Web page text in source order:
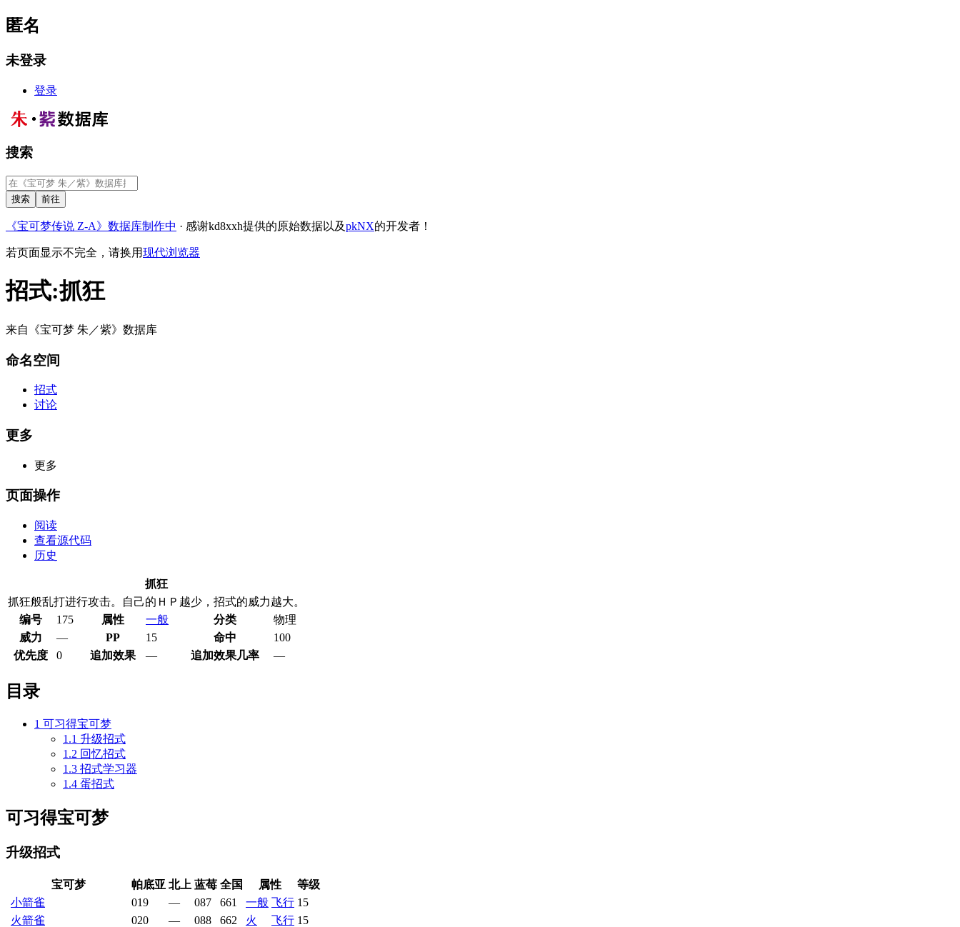
匿名
未登录
登录
搜索
《宝可梦传说 Z-A》数据库制作中 · 感谢kd8xxh提供的原始数据以及pkNX的开发者！
若页面显示不完全，请换用现代浏览器
招式:抓狂
来自《宝可梦 朱／紫》数据库
命名空间
招式
讨论
更多
更多
页面操作
阅读
查看源代码
历史
抓狂
抓狂般乱打进行攻击。自己的ＨＰ越少，招式的威力越大。
编号
175 属性 一般 分类
物理
威力
— PP 15 命中
100
优先度
0 追加效果 — 追加效果几率 —
目录
1 可习得宝可梦
1.1 升级招式
1.2 回忆招式
1.3 招式学习器
1.4 蛋招式
可习得宝可梦
升级招式
宝可梦 帕底亚 北上 蓝莓 全国 属性
等级
小箭雀
019 — 087 661 一般 飞行 15
火箭雀
020 — 088 662 火 飞行 15